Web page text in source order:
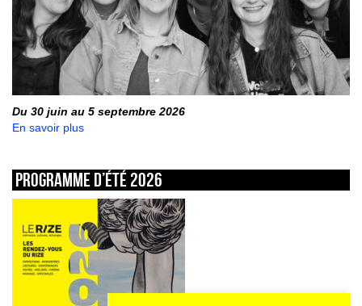
Du 30 juin au 5 septembre 2026
En savoir plus
Programme d’été 2026